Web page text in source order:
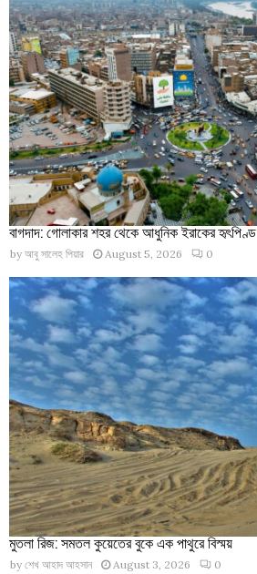
বাগদাদ: গোলাকার শহর থেকে আধুনিক ইরাকের হৃৎপিণ্ড
by আবু সালেহ পিয়ার August 5, 2026 0
মুতলা রিজ: সমতল কুয়েতের বুকে এক পাথুরে বিস্ময়
by শেখ আহাদ আহসান August 3, 2026 0